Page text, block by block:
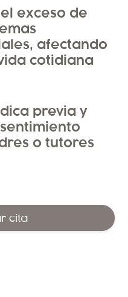
exceso de
afectando
cotidiana
previa y
o tutores
cita